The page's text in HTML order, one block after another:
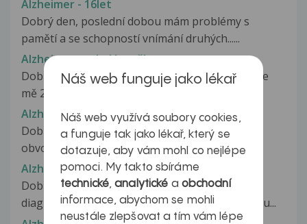
Alzheimer - 16let
Dobrý den, poslední dobou mám problémy s
pamětí a se schopností vnímání druhých......
Alzheimer v mladém věku
Dobrý den,chtěl bych se poradit ohledně obav.Je
mě 29 let a od loňska se léčím...
Alzheimer?
Dobrý den, Jsem zdravotní sestra na dětském
obvodě. Pracovala jsem od poslední...
Alzheimerova demence
Dobrý den, můj manžel (79 let) má
diagnostikovanou těžkou demenci (AN). Nebudu...
Náš web funguje jako lékař
Náš web využívá soubory cookies,
a funguje tak jako lékař, který se
dotazuje, aby vám mohl co nejlépe
pomoci. My takto sbíráme
technické,analytické a obchodní
informace, abychom se mohli
neustále zlepšovat a tím vám lépe